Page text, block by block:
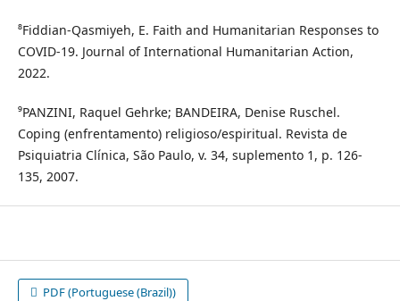
⁸Fiddian-Qasmiyeh, E. Faith and Humanitarian Responses to
COVID-19. Journal of International Humanitarian Action,
2022.
⁹PANZINI, Raquel Gehrke; BANDEIRA, Denise Ruschel.
Coping (enfrentamento) religioso/espiritual. Revista de
Psiquiatria Clínica, São Paulo, v. 34, suplemento 1, p. 126-
135, 2007.
PDF (Portuguese (Brazil))